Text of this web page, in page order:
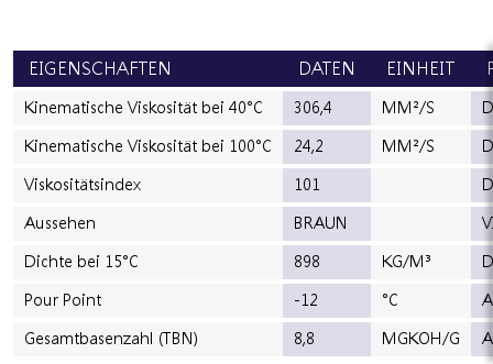
EIGENSCHAFTEN DATEN EINHEIT
Kinematische Viskosität bei 40°C 306,4 MM²/S
Kinematische Viskosität bei 100°C
24,2 MM²/S
Viskositätsindex
101
Aussehen
BRAUN
Dichte bei 15°C
898 KG/M³
Pour Point
-12 °C
Gesamtbasenzahl (TBN)
8,8 MGKOH/G